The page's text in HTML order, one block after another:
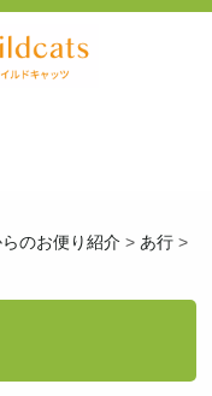
のお便り紹介 > あ行 >